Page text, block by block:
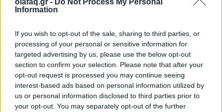
olafaq.gr - Do Not Process My Personal
Information
If you wish to opt-out of the sale, sharing to third parties, or
processing of your personal or sensitive information for
targeted advertising by us, please use the below opt-out
section to confirm your selection. Please note that after your
opt-out request is processed you may continue seeing
interest-based ads based on personal information utilized by
us or personal information disclosed to third parties prior to
your opt-out. You may separately opt-out of the further
26.05.26
Καθώς η μουσική αγορά του 2026 επιταχύνει με εκρηκτικές
κυκλοφορίες και AI uploads, όλο και περισσότερες εταιρείες
αντιμετωπίζουν υπερφόρτωση δεδομένων, αλλά, σύμφωνα με
τον Matt Jacoby, λύσεις υπάρχο